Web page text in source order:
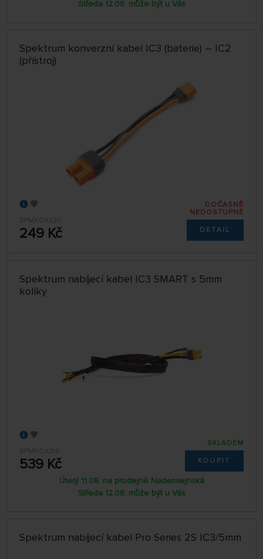
Středa 12.08. může být u Vás
Spektrum konverzní kabel IC3 (baterie) – IC2
(přístroj)
SPMXCA320
249 Kč
DOČASNĚ
NEDOSTUPNÉ
DETAIL
Spektrum nabíjecí kabel IC3 SMART s 5mm
kolíky
SPMXCA316
539 Kč
SKLADEM
KOUPIT
Úterý 11.08. na prodejně Nademlejnská
Středa 12.08. může být u Vás
Spektrum nabíjecí kabel Pro Series 2S IC3/5mm